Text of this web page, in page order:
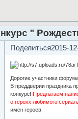
"
Поделиться2015-
Дорогие участники
В преддверии праздника
конкурс! Предлагаем
о героях любимого
имён героев.